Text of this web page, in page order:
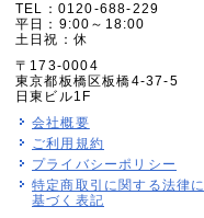
TEL：0120-688-229
平日：9:00～18:00
土日祝：休
〒173-0004
東京都板橋区板橋4-37-5
日東ビル1F
会社概要
ご利用規約
プライバシーポリシー
特定商取引に関する法律に
基づく表記